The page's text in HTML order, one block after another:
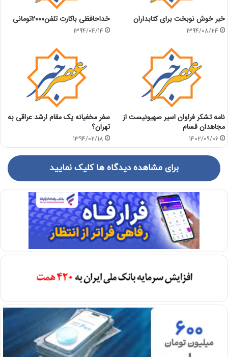
خبر خوش نوبخت برای کتابداران
1394/08/24
خداحافظی باکارت تلفن2000تومانی
1394/04/14
نامه تشکر فراوان اسیر صهیونیست از
مجاهدان قسام
1402/09/06
سفر مخفیانه یک مقام ارشد عراقی به
تهران؟
1394/02/18
برای مشاهده دیدگاه ها کلیک نمایید